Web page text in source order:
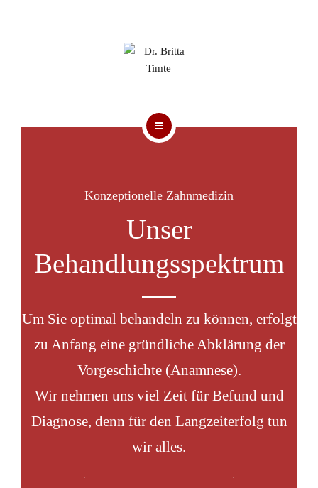
Konzeptionelle Zahnmedizin
Unser
Behandlungsspektrum
Um Sie optimal behandeln zu können, erfolgt
zu Anfang eine gründliche Abklärung der
Vorgeschichte (Anamnese).
Wir nehmen uns viel Zeit für Befund und
Diagnose, denn für den Langzeiterfolg tun
wir alles.